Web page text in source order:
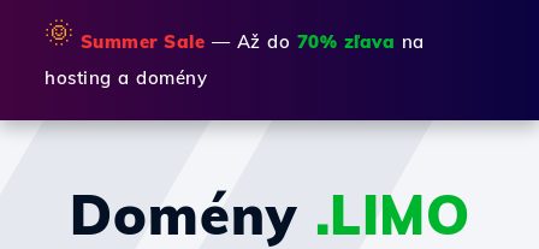
🌞 Summer Sale — Až do 70% zľava na
hosting a domény
Domény .LIMO